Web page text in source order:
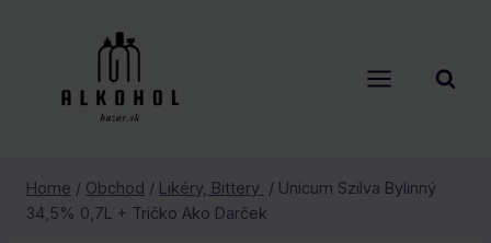
Home / Obchod / Likéry, Bittery / Unicum Szilva Bylinný
34,5% 0,7L + Tričko Ako Darček